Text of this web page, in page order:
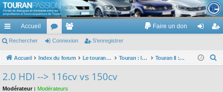
TouranPassion
Le forum des propriétaires ou futurs acquéreurs du Volkswagen Touran
cc
ès
pi
Accueil
or
u
e
m
Faire un don
ne nr
Rechercher Connexion S’enregistrer
Accueil Index du forum Le touran dans ses versions I (V1 V2 V3) et II ... Touran : les modèles, les prix, les achats, les options, ... Touran II : modèles, options, prix...
2.0 HDI --> 116cv vs 150cv
Modérateur : Modérateurs